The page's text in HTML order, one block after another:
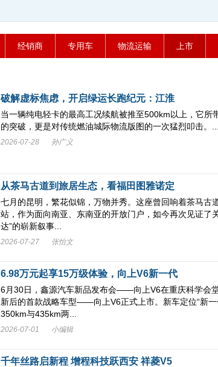
经销商 专用车 物流运输 上市
破解虚标焦虑，开启绿运长跑纪元：江淮
当一辆纯电轻卡的最高工况续航被推至500km以上，它所
的突破，更是对传统燃油城际物流版图的一次猛烈叩击。...
2026-07-28 孙广义
从茶马古道到旅居生态，看福田图雅诺定
七月的昆明，繁花似锦，万物并秀。这座曾回响着茶马古
站，作为面向南亚、东南亚的开放门户，如今再次见证了
达”的崭新叙事...
2026-07-27 张怡文
6.98万元起享15万级体验，向上V6新一代
6月30日，鑫源汽车新品发布会——向上V6在重庆科学会
新后的首款战略车型——向上V6正式上市。新车定位“新一
350km与435km两...
2026-07-01 小编辑
千年丝路启新程 增程科技跃西安 祥菱V5